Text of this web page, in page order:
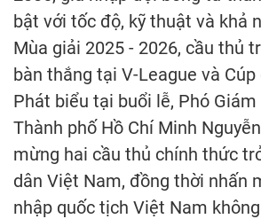
bật với tốc độ, kỹ thuật và khả
Mùa giải 2025 - 2026, cầu thủ
bàn thắng tại V-League và Cúp
Phát biểu tại buổi lễ, Phó
Thành phố Hồ Chí Minh
mừng hai cầu thủ chính thức
dân Việt Nam, đồng thời nhấn
nhập quốc tịch Việt Nam